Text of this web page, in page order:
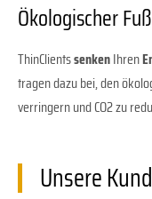
Ökologischer
ThinClientssenkenIhren
tragen dazu bei, den
verringern und CO2 zu
Unsere